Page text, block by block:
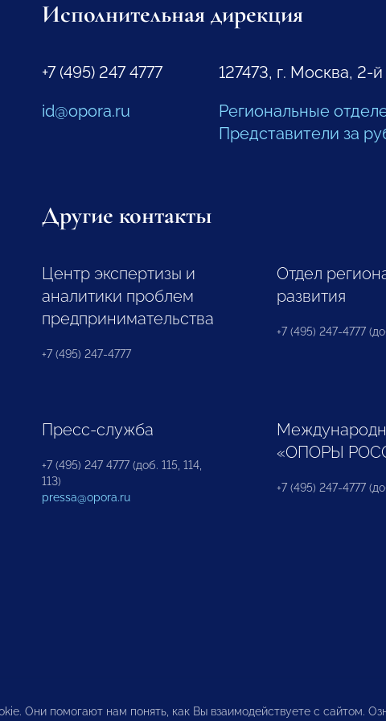
Исполнительная дирекция
+7 (495) 247 4777
id@opora.ru
127473, г. Москва, 2-
Региональные
Представители за
Другие контакты
Центр экспертизы и
аналитики проблем
предпринимательства
+7 (495) 247-4777
Отдел
развития
+7 (495) 247-4777
Пресс-служба
+7 (495) 247 4777 (доб. 115, 114,
113)
pressa@opora.ru
«ОПОРЫ
+7 (495) 247-4777
Они помогают нам понять, как Вы взаимодействуете с сайтом.